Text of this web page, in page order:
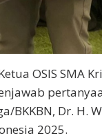
OSIS SMA
Dr. H.
2025.